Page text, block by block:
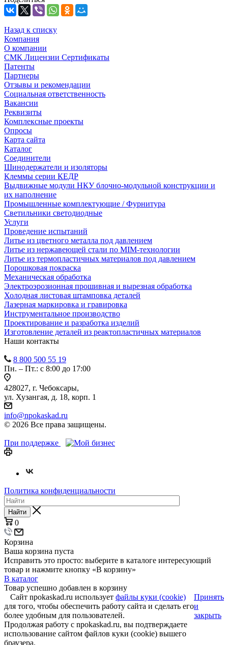
Назад к списку
Компания
О компании
СМК Лицензии Сертификаты
Патенты
Партнеры
Отзывы и рекомендации
Социальная ответственность
Вакансии
Реквизиты
Комплексные проекты
Опросы
Карта сайта
Каталог
Соединители
Шинодержатели и изоляторы
Клеммы серии КЕДР
Выдвижные модули НКУ блочно-модульной конструкции и
их наполнение
Промышленные комплектующие / Фурнитура
Светильники светодиодные
Услуги
Проведение испытаний
Литье из цветного металла под давлением
Литье из нержавеющей стали по MIM-технологии
Литье из термопластичных материалов под давлением
Порошковая покраска
Механическая обработка
Электроэрозионная прошивная и вырезная обработка
Холодная листовая штамповка деталей
Лазерная маркировка и гравировка
Инструментальное производство
Проектирование и разработка изделий
Изготовление деталей из реактопластичных материалов
Наши контакты
8 800 500 55 19
Пн. – Пт.: с 8:00 до 17:00
428027, г. Чебоксары,
ул. Хузангая, д. 18, корп. 1
info@npokaskad.ru
© 2026 Все права защищены.
При поддержке
Политика конфиденциальности
Найти
0
Корзина
Ваша корзина пуста
Исправить это просто: выберите в каталоге интересующий
товар и нажмите кнопку «В корзину»
В каталог
Товар успешно добавлен в корзину
Сайт npokaskad.ru использует файлы куки (cookie)
для того, чтобы обеспечить работу сайта и сделать его
более удобным для пользователей.
Продолжая работу с npokaskad.ru, вы подтверждаете
использование сайтом файлов куки (cookie) вышего
браузера.
Принять
и
закрыть